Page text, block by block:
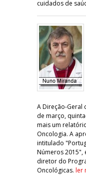
cuidados de
A Direção-Geral
de março,
mais um
Oncologia. A
intitulado
Números 2015",
diretor do
Oncológicas. ler